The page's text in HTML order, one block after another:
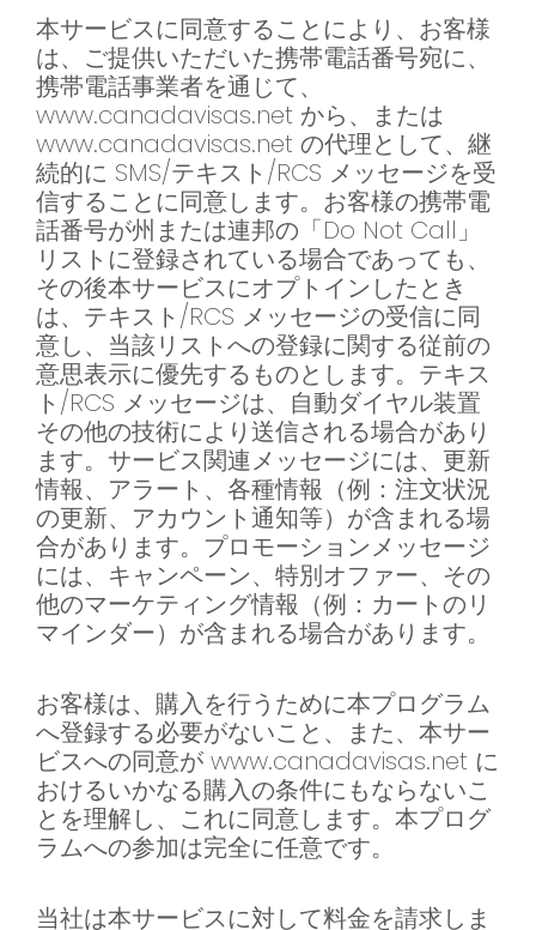
本サービスに同意することにより、お客様
は、ご提供いただいた携帯電話番号宛に、
携帯電話事業者を通じて、
www.canadavisas.net から、または
www.canadavisas.net の代理として、継
続的に SMS/テキスト/RCS メッセージを受
信することに同意します。お客様の携帯電
話番号が州または連邦の「Do Not Call」
リストに登録されている場合であっても、
その後本サービスにオプトインしたとき
は、テキスト/RCS メッセージの受信に同
意し、当該リストへの登録に関する従前の
意思表示に優先するものとします。テキス
ト/RCS メッセージは、自動ダイヤル装置
その他の技術により送信される場合があり
ます。サービス関連メッセージには、更新
情報、アラート、各種情報（例：注文状況
の更新、アカウント通知等）が含まれる場
合があります。プロモーションメッセージ
には、キャンペーン、特別オファー、その
他のマーケティング情報（例：カートのリ
マインダー）が含まれる場合があります。
お客様は、購入を行うために本プログラム
へ登録する必要がないこと、また、本サー
ビスへの同意が www.canadavisas.net に
おけるいかなる購入の条件にもならないこ
とを理解し、これに同意します。本プログ
ラムへの参加は完全に任意です。
当社は本サービスに対して料金を請求しま